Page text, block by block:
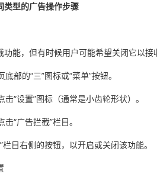
类型的广告操作步骤
能，但有时候用户可能希望关闭它以接
部的“三”图标或“菜单”按钮。
“设置”图标（通常是小齿轮形状）。
“广告拦截”栏目。
目右侧的按钮，以开启或关闭该功能。